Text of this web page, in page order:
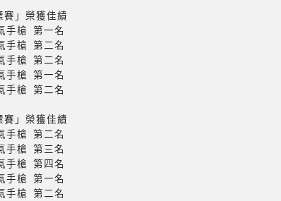
賽」榮獲佳績
手槍 第一名
手槍 第二名
手槍 第二名
手槍 第一名
手槍 第二名
賽」榮獲佳績
手槍 第二名
手槍 第三名
手槍 第四名
手槍 第一名
手槍 第二名